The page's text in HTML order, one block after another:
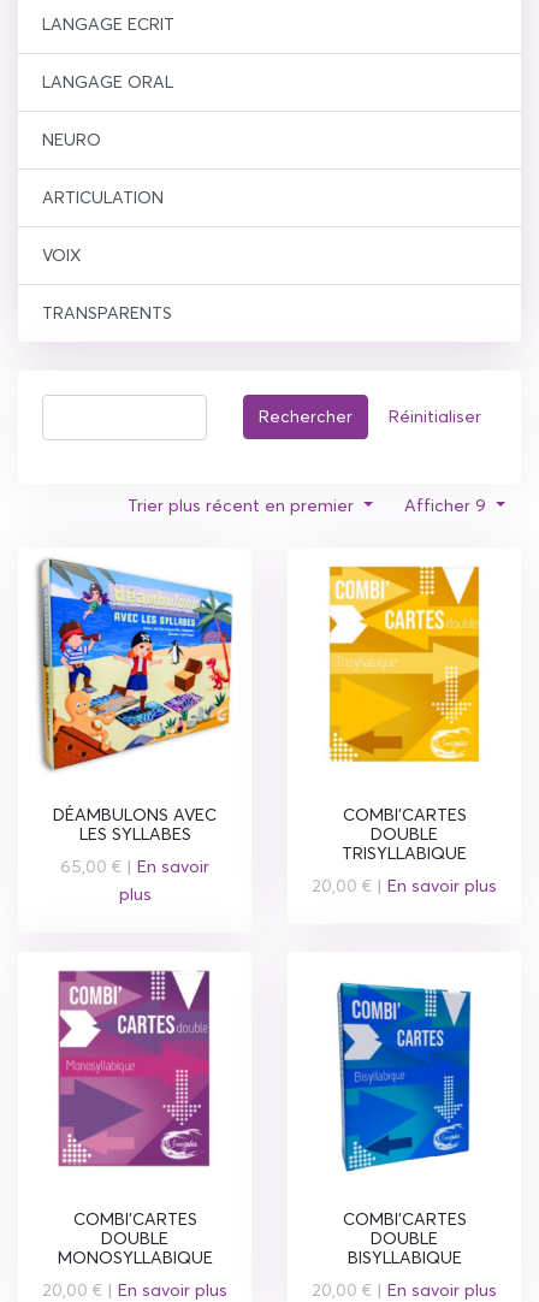
LANGAGE ECRIT
LANGAGE ORAL
NEURO
ARTICULATION
VOIX
TRANSPARENTS
Rechercher Réinitialiser
Afficher 9
Trier plus récent en premier
DÉAMBULONS AVEC
LES SYLLABES
65,00 € | En savoir
plus
COMBI'CARTES
DOUBLE
TRISYLLABIQUE
20,00 € | En savoir plus
COMBI'CARTES
DOUBLE
MONOSYLLABIQUE
20,00 € | En savoir plus
COMBI'CARTES
DOUBLE
BISYLLABIQUE
20,00 € | En savoir plus